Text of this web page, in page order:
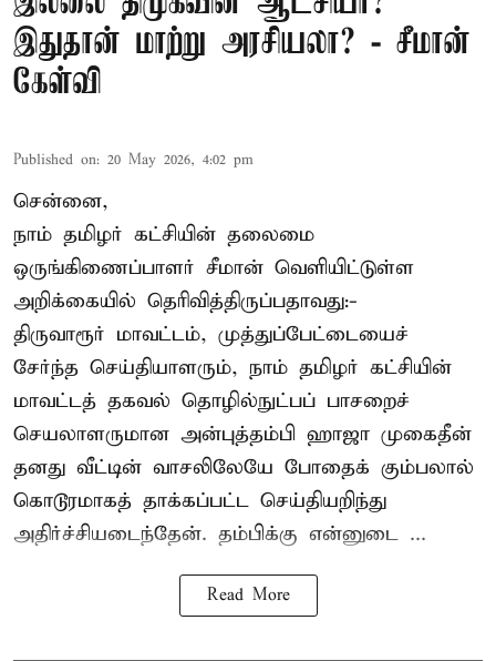
இதுதான் மாற்று அரசியலா? - சீமான்
கேள்வி
Published on: 20 May 2026, 4:02 pm
சென்னை,
நாம் தமிழர் கட்சியின் தலைமை
ஒருங்கிணைப்பாளர் சீமான் வெளியிட்டுள்ள
அறிக்கையில் தெரிவித்திருப்பதாவது:-
திருவாரூர் மாவட்டம், முத்துப்பேட்டையைச்
சேர்ந்த செய்தியாளரும், நாம் தமிழர் கட்சியின்
மாவட்டத் தகவல் தொழில்நுட்பப் பாசறைச்
செயலாளருமான அன்புத்தம்பி ஹாஜா முகைதீன்
தனது வீட்டின் வாசலிலேயே போதைக் கும்பலால்
கொடூரமாகத் தாக்கப்பட்ட செய்தியறிந்து
அதிர்ச்சியடைந்தேன். தம்பிக்கு என்னுடை ...
Read More